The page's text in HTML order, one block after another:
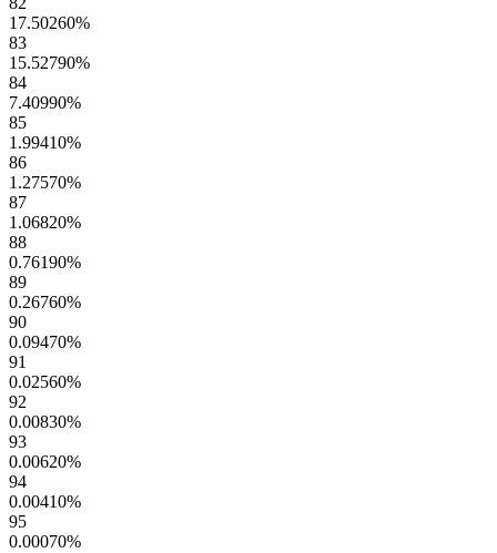
17.50260%
83
15.52790%
84
7.40990%
85
1.99410%
86
1.27570%
87
1.06820%
88
0.76190%
89
0.26760%
90
0.09470%
91
0.02560%
92
0.00830%
93
0.00620%
94
0.00410%
95
0.00070%